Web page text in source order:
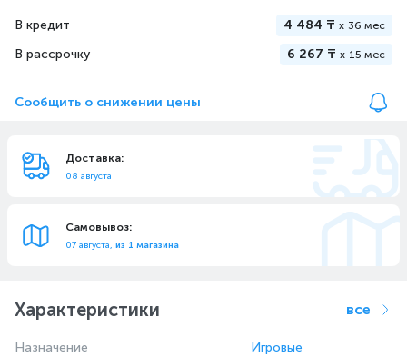
В кредит 4 484 ₸ x 36 мес
В рассрочку 6 267 ₸ x 15 мес
Сообщить о снижении цены
Доставка:
08 августа
Самовывоз:
07 августа, из 1 магазина
Характеристики все
Назначение Игровые